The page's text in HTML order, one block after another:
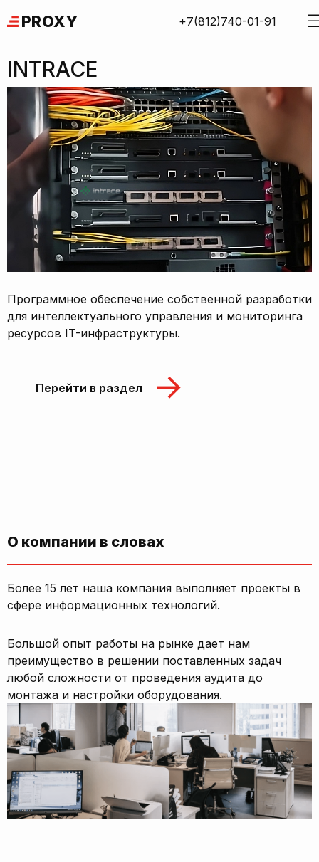
to
PROXY +7(812)740-01-91
INTRACE
Программное обеспечение собственной разработки
для интеллектуального управления и мониторинга
ресурсов IT-инфраструктуры.
Перейти в раздел
О компании в словах
Более 15 лет наша компания выполняет проекты в
сфере информационных технологий.
Большой опыт работы на рынке дает нам
преимущество в решении поставленных задач
любой сложности от проведения аудита до
монтажа и настройки оборудования.